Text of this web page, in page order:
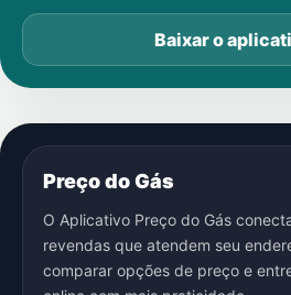
Baixar o
Preço do Gás
O Aplicativo Preço do Gás
revendas que atendem seu
comparar opções de preço e